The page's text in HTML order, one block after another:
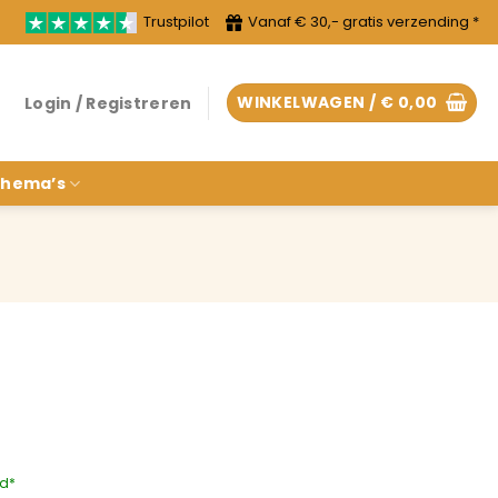
Trustpilot Vanaf € 30,- gratis verzending *
Login / Registreren WINKELWAGEN / € 0,00